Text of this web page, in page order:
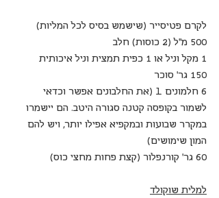
לקרם פטיסייר (שישמש בסיס לכל המליות)
500 מ"ל (2 כוסות) חלב
1 מקל וניל או 1 כפית תמצית וניל איכותית
150 גר' סוכר
6 חלמונים L (את החלבונים אפשר וכדאי
לשמור בקופסה קטנה סגורה היטב. הם יישמרו
במקרר שבועות ובמקפיא אפילו יותר, ויש להם
המון שימושים)
60 גר' קורנפלור (קצת פחות מחצי כוס)
למלית שוקולד